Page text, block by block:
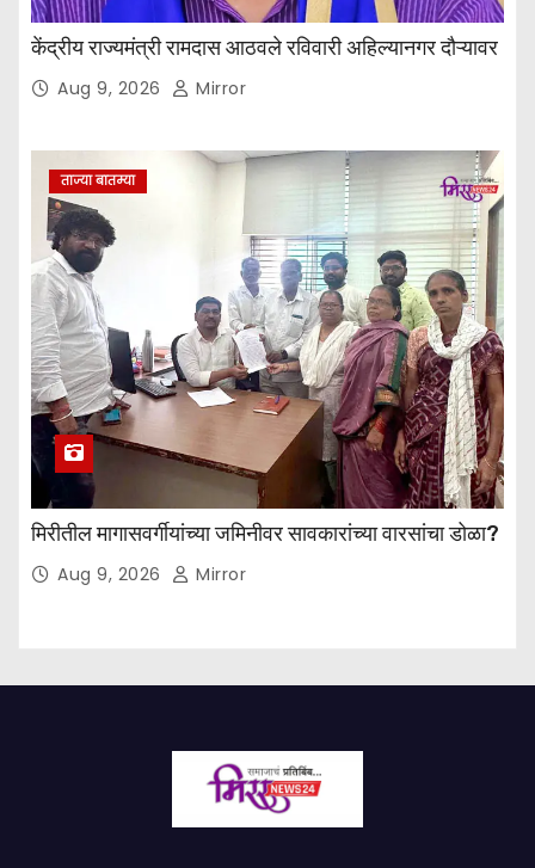
केंद्रीय राज्यमंत्री रामदास आठवले रविवारी अहिल्यानगर दौऱ्यावर
Aug 9, 2026 Mirror
ताज्या बातम्या
मिरीतील मागासवर्गीयांच्या जमिनीवर सावकारांच्या वारसांचा डोळा?
Aug 9, 2026 Mirror